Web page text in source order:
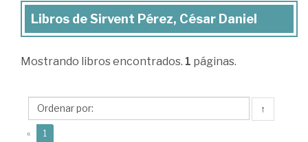
Libros
Sirvent
César
Daniel
Libros de Sirvent Pérez, César Daniel
Mostrando libros encontrados. 1 páginas.
↑
« 1